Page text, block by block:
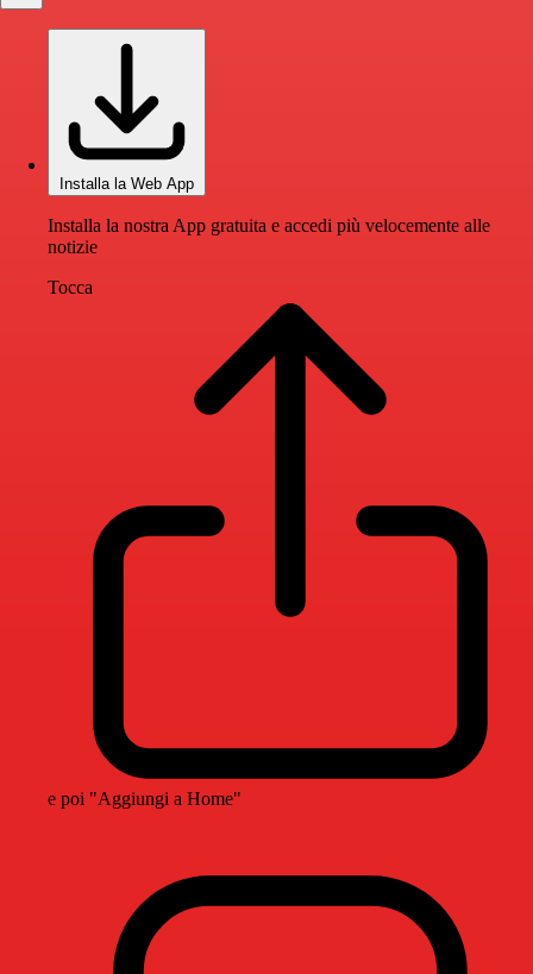
Installa la Web App
Installa la nostra App gratuita e accedi più velocemente alle
notizie
Tocca
e poi "Aggiungi a Home"